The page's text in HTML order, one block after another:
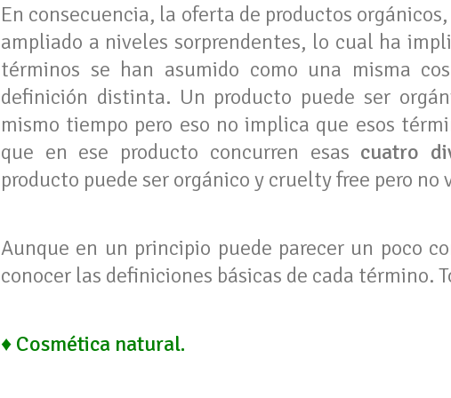
En consecuencia, la oferta de productos
ampliado a niveles sorprendentes, lo cual ha
términos se han asumido como una misma
definición distinta. Un producto puede ser
mismo tiempo pero eso no implica que esos
que en ese producto concurren esas cuatro
producto puede ser orgánico y cruelty free pero
Aunque en un principio puede parecer un poco
conocer las definiciones básicas de cada término.
♦ Cosmética natural.